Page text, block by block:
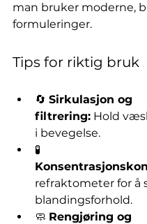
man bruker moderne,
formuleringer.
Tips for riktig bruk
🔄 Sirkulasjon og
filtrering: Hold
i bevegelse.
🧪
refraktometer for å
blandingsforhold.
🧼 Rengjøring og